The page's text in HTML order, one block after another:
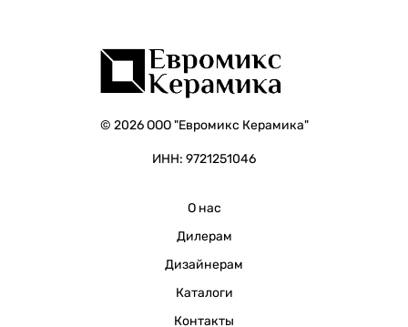
© 2026 ООО "Евромикс Керамика"
ИНН: 9721251046
О нас
Дилерам
Дизайнерам
Каталоги
Контакты